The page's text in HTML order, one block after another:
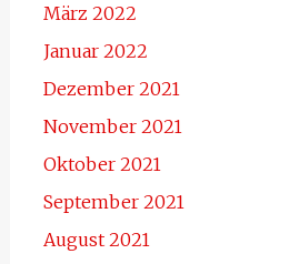
März 2022
Januar 2022
Dezember 2021
November 2021
Oktober 2021
September 2021
August 2021